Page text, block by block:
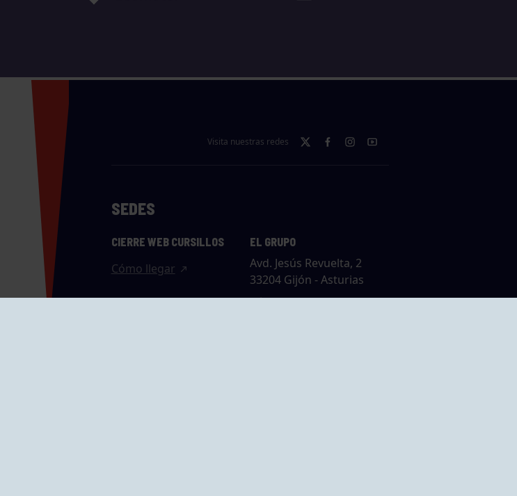
Visita nuestras redes
SEDES
CIERRE WEB CURSILLOS
Cómo llegar
EL GRUPO
Avd. Jesús Revuelta, 2
33204 Gijón - Asturias
Cómo llegar